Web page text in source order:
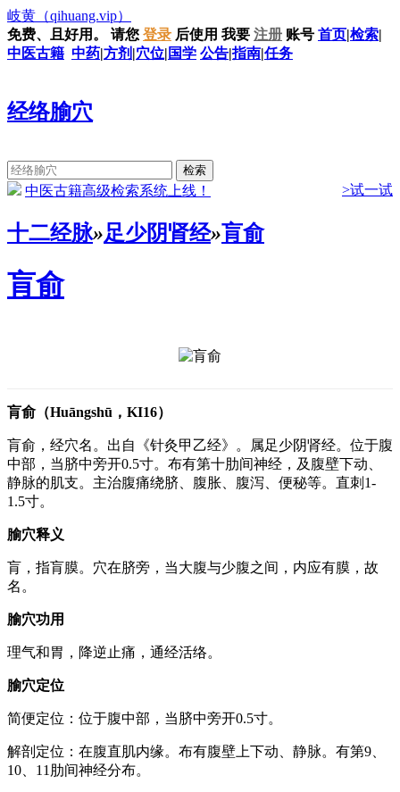
岐黄 （qihuang.vip）
免费、且好用。
请您 登录 后使用 我要 注册 账号 首页|检索|
中医古籍 中药|方剂 |穴位| 国学 公告|指南|任务
经络腧穴
中医古籍高级检索系统上线！ >试一试
十二经脉»足少阴肾经»肓俞
肓俞
肓俞（Huāngshū，KI16）
肓俞，经穴名。出自《针灸甲乙经》。属足少阴肾经。位于腹
中部，当脐中旁开0.5寸。布有第十肋间神经，及腹壁下动、
静脉的肌支。主治腹痛绕脐、腹胀、腹泻、便秘等。直刺1-
1.5寸。
腧穴释义
肓，指肓膜。穴在脐旁，当大腹与少腹之间，内应有膜，故
名。
腧穴功用
理气和胃，降逆止痛，通经活络。
腧穴定位
简便定位：位于腹中部，当脐中旁开0.5寸。
解剖定位：在腹直肌内缘。布有腹壁上下动、静脉。有第9、
10、11肋间神经分布。